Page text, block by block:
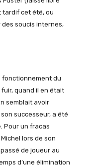
tardif cet été, ou
soucis internes,
fonctionnement du
quand il en était
semblait avoir
son successeur, a été
Pour un fracas
lors de son
de joueur au
d’une élimination